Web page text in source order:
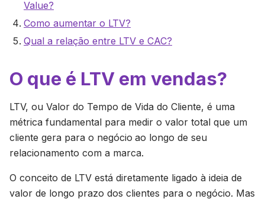
Value?
Como aumentar o LTV?
Qual a relação entre LTV e CAC?
O que é LTV em vendas?
LTV, ou Valor do Tempo de Vida do Cliente, é uma
métrica fundamental para medir o valor total que um
cliente gera para o negócio ao longo de seu
relacionamento com a marca.
O conceito de LTV está diretamente ligado à ideia de
valor de longo prazo dos clientes para o negócio. Mas